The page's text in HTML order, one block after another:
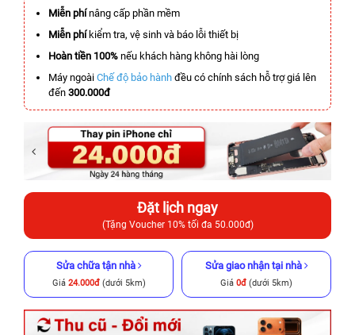
Miễn phínâng cấp phần mềm
Miễn phíkiểm tra, vệ sinh và báo lỗi thiết bị
Hoàn tiền 100% nếu khách hàng không hài lòng
Máy ngoài Chế độ bảo hành đều có chính sách hỗ trợ giá lên
đến 300.000đ
Đặt lịch ngay
(Tặng Voucher 10% tối đa 50.000đ)
Sửa chữa tận nhà
Giá 24.000đ(dưới 5km)
Sửa giao nhận tại nhà
Giá 0đ (dưới 5km)